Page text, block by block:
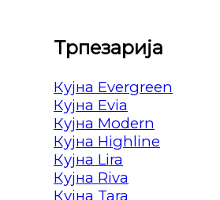
Трпезарија
Кујна Evergreen
Кујна Evia
Кујна Modern
Кујна Highline
Кујна Lira
Кујна Riva
Кујна Tara